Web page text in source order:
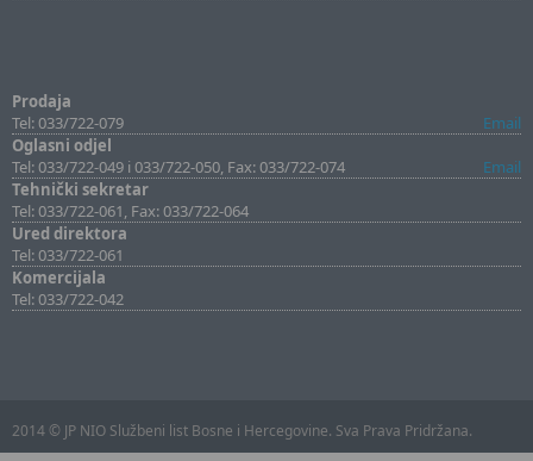
Prodaja
Tel: 033/722-079
Email
Oglasni odjel
Tel: 033/722-049 i 033/722-050, Fax: 033/722-074
Email
Tehnički sekretar
Tel: 033/722-061, Fax: 033/722-064
Ured direktora
Tel: 033/722-061
Komercijala
Tel: 033/722-042
2014 © JP NIO Službeni list Bosne i Hercegovine. Sva Prava Pridržana.